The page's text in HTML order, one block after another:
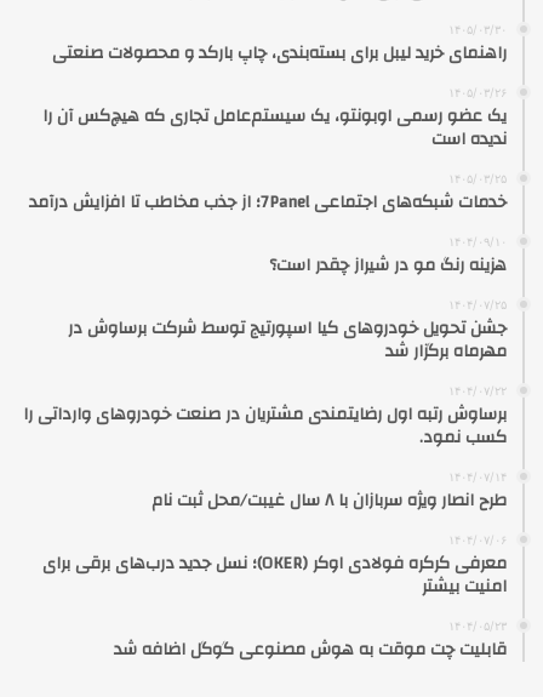
۱۴۰۵/۰۳/۳۰
راهنمای خرید لیبل برای بسته‌بندی، چاپ بارکد و محصولات صنعتی
۱۴۰۵/۰۳/۲۶
یک عضو رسمی اوبونتو، یک سیستم‌عامل تجاری که هیچ‌کس آن را
ندیده است
۱۴۰۵/۰۳/۲۵
خدمات شبکه‌های اجتماعی 7Panel؛ از جذب مخاطب تا افزایش درآمد
۱۴۰۴/۰۹/۱۰
هزینه رنگ مو در شیراز چقدر است؟
۱۴۰۴/۰۷/۲۵
جشن تحویل خودروهای کیا اسپورتیج توسط شرکت برساوش در
مهرماه برگزار شد
۱۴۰۴/۰۷/۲۲
برساوش رتبه اول رضایتمندی مشتریان در صنعت خودروهای وارداتی را
کسب نمود.
۱۴۰۴/۰۷/۱۴
طرح انصار ویژه سربازان با ۸ سال غیبت/محل ثبت نام
۱۴۰۴/۰۷/۰۶
معرفی کرکره فولادی اوکر (OKER)؛ نسل جدید درب‌های برقی برای
امنیت بیشتر
۱۴۰۴/۰۵/۲۳
قابلیت چت موقت به هوش مصنوعی گوگل اضافه شد